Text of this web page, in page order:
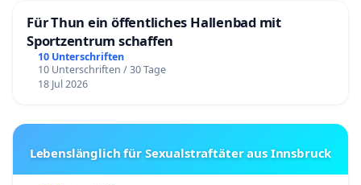
Für Thun ein öffentliches Hallenbad mit
Sportzentrum schaffen
10 Unterschriften
10 Unterschriften / 30 Tage
18 Jul 2026
Lebenslänglich für Sexualstraftäter aus Innsbruck